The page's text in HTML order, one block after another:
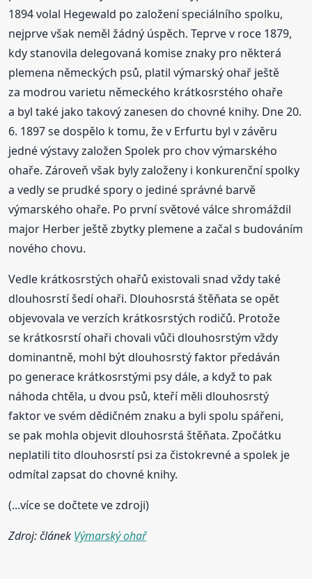
1894 volal Hegewald po založení speciálního spolku,
nejprve však neměl žádný úspěch. Teprve v roce 1879,
kdy stanovila delegovaná komise znaky pro některá
plemena německých psů, platil výmarský ohař ještě
za modrou varietu německého krátkosrstého ohaře
a byl také jako takový zanesen do chovné knihy. Dne 20.
6. 1897 se dospělo k tomu, že v Erfurtu byl v závěru
jedné výstavy založen Spolek pro chov výmarského
ohaře. Zároveň však byly založeny i konkurenční spolky
a vedly se prudké spory o jediné správné barvě
výmarského ohaře. Po první světové válce shromáždil
major Herber ještě zbytky plemene a začal s budováním
nového chovu.
Vedle krátkosrstých ohařů existovali snad vždy také
dlouhosrstí šedí ohaři. Dlouhosrstá štěňata se opět
objevovala ve verzích krátkosrstých rodičů. Protože
se krátkosrstí ohaři chovali vůči dlouhosrstým vždy
dominantně, mohl být dlouhosrstý faktor předáván
po generace krátkosrstými psy dále, a když to pak
náhoda chtěla, u dvou psů, kteří měli dlouhosrstý
faktor ve svém dědičném znaku a byli spolu spářeni,
se pak mohla objevit dlouhosrstá štěňata. Zpočátku
neplatili tito dlouhosrstí psi za čistokrevné a spolek je
odmítal zapsat do chovné knihy.
(...více se dočtete ve zdroji)
Zdroj: článek Výmarský ohař